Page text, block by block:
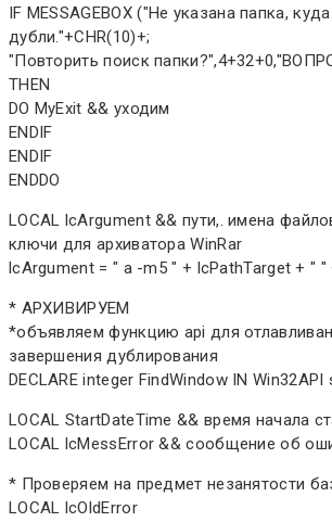
IF MESSAGEBOX ("Не указана папка,
дубли."+CHR(10)+;
"Повторить поиск
THEN
DO MyExit && уходим
ENDIF
ENDIF
ENDDO
LOCAL lcArgument && пути,. имена
ключи для архиватора WinRar
lcArgument = " a -m5 " + lcPathTarget + " "
* АРХИВИРУЕМ
*объявляем функцию api для
завершения дублирования
DECLARE integer FindWindow IN
LOCAL StartDateTime && время начала
LOCAL lcMessError && сообщение об
* Проверяем на предмет незанятости
LOCAL lcOldError